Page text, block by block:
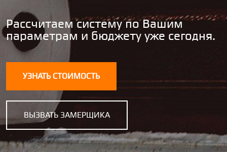
Рассчитаем систему по Вашим
параметрам и бюджету уже сегодня.
УЗНАТЬ СТОИМОСТЬ
ВЫЗВАТЬ ЗАМЕРЩИКА